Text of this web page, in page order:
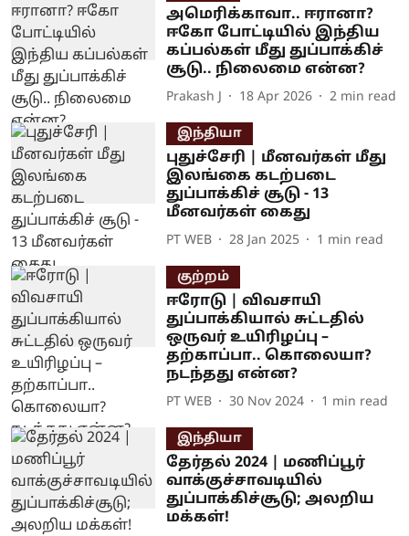
அமெரிக்காவா.. ஈரானா?
ஈகோ போட்டியில் இந்திய
கப்பல்கள் மீது துப்பாக்கிச்
சூடு.. நிலைமை என்ன?
Prakash J 18 Apr 2026 2 min read
இந்தியா
புதுச்சேரி | மீனவர்கள் மீது
இலங்கை கடற்படை
துப்பாக்கிச் சூடு - 13
மீனவர்கள் கைது
PT WEB 28 Jan 2025 1 min read
குற்றம்
ஈரோடு | விவசாயி
துப்பாக்கியால் சுட்டதில்
ஒருவர் உயிரிழப்பு –
தற்காப்பா.. கொலையா?
நடந்தது என்ன?
PT WEB 30 Nov 2024 1 min read
இந்தியா
தேர்தல் 2024 | மணிப்பூர்
வாக்குச்சாவடியில்
துப்பாக்கிச்சூடு; அலறிய
மக்கள்!